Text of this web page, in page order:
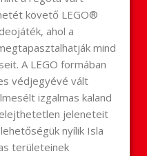
követő LEGO®
ahol a
mind
A LEGO formában
védjegyévé vált
izgalmas kaland
jeleneteit
nyílik Isla
területeinek